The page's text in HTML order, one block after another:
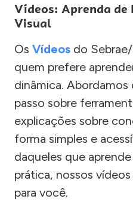
Vídeos: Aprenda de
Visual
Os Vídeos do
quem prefere
dinâmica.
passo sobre
explicações sobre
forma simples e
daqueles que
prática, nossos
para você.